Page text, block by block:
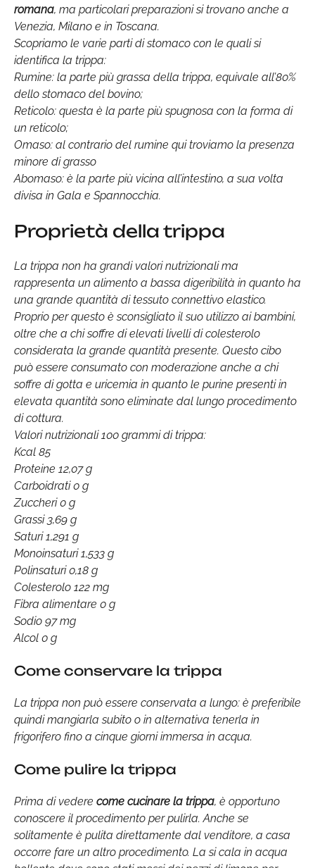
romana, ma particolari preparazioni si trovano anche a
Venezia, Milano e in Toscana.
Scopriamo le varie parti di stomaco con le quali si
identifica la trippa:
Rumine: la parte più grassa della trippa, equivale all’80%
dello stomaco del bovino;
Reticolo: questa è la parte più spugnosa con la forma di
un reticolo;
Omaso: al contrario del rumine qui troviamo la presenza
minore di grasso
Abomaso: è la parte più vicina all’intestino, a sua volta
divisa in Gala e Spannocchia.
Proprietà della trippa
La trippa non ha grandi valori nutrizionali ma
rappresenta un alimento a bassa digeribilità in quanto ha
una grande quantità di tessuto connettivo elastico.
Proprio per questo è sconsigliato il suo utilizzo ai bambini,
oltre che a chi soffre di elevati livelli di colesterolo
considerata la grande quantità presente. Questo cibo
può essere consumato con moderazione anche a chi
soffre di gotta e uricemia in quanto le purine presenti in
elevata quantità sono eliminate dal lungo procedimento
di cottura.
Valori nutrizionali 100 grammi di trippa:
Kcal 85
Proteine 12,07 g
Carboidrati 0 g
Zuccheri 0 g
Grassi 3,69 g
Saturi 1,291 g
Monoinsaturi 1,533 g
Polinsaturi 0,18 g
Colesterolo 122 mg
Fibra alimentare 0 g
Sodio 97 mg
Alcol 0 g
Come conservare la trippa
La trippa non può essere conservata a lungo: è preferibile
quindi mangiarla subito o in alternativa tenerla in
frigorifero fino a cinque giorni immersa in acqua.
Come pulire la trippa
Prima di vedere come cucinare la trippa, è opportuno
conoscere il procedimento per pulirla. Anche se
solitamente è pulita direttamente dal venditore, a casa
occorre fare un altro procedimento. La si cala in acqua